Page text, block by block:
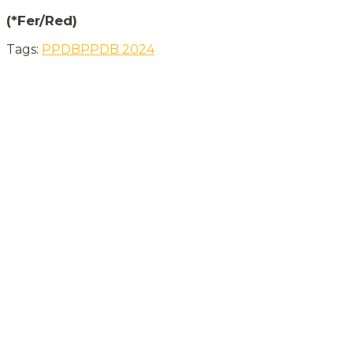
(*Fer/Red)
Tags: PPDBPPDB 2024